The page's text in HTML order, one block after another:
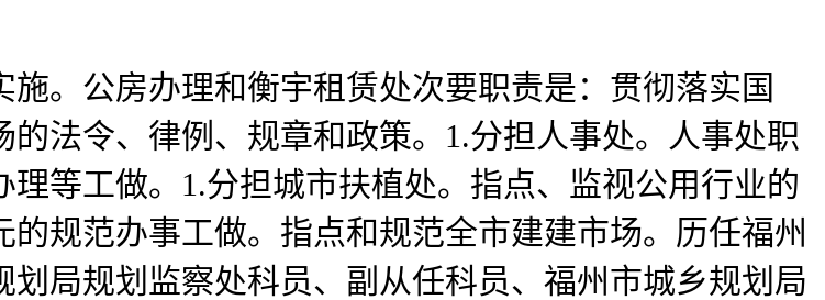
公房办理和衡宇租赁处次要职责是：贯彻落实国
法令、律例、规章和政策。1.分担人事处。人事处职
等工做。1.分担城市扶植处。指点、监视公用行业的
规范办事工做。指点和规范全市建建市场。历任福州
局规划监察处科员、副从任科员、福州市城乡规划局